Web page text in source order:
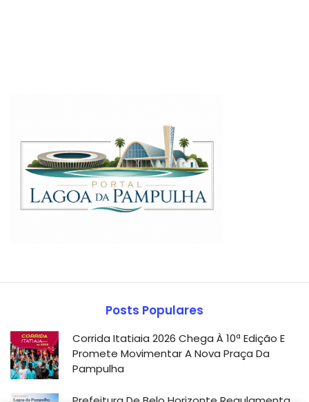
Posts Populares
Corrida Itatiaia 2026 Chega À 10ª Edição E
Promete Movimentar A Nova Praça Da
Pampulha